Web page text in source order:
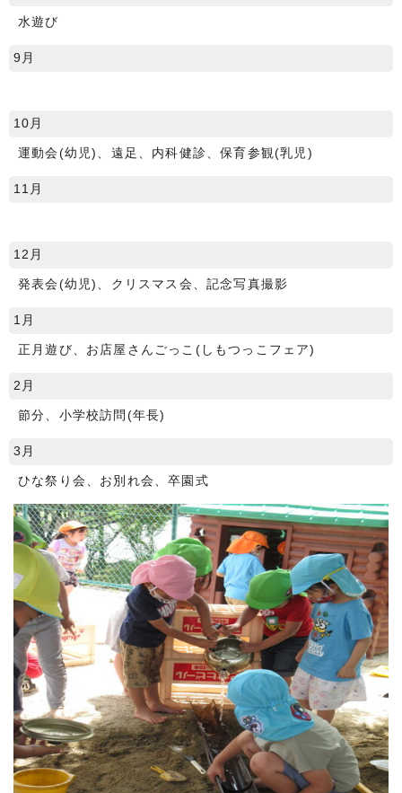
水遊び
9月
10月
運動会(幼児)、遠足、内科健診、保育参観(乳児)
11月
12月
発表会(幼児)、クリスマス会、記念写真撮影
1月
正月遊び、お店屋さんごっこ(しもつっこフェア)
2月
節分、小学校訪問(年長)
3月
ひな祭り会、お別れ会、卒園式